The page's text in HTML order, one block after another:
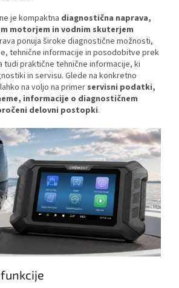
je kompaktna diagnostična naprava,
motorjem in vodnim skuterjem
ponuja široke diagnostične možnosti,
tehnične informacije in posodobitve prek
tudi praktične tehnične informacije, ki
in servisu. Glede na konkretno
na voljo na primer servisni podatki,
informacije o diagnostičnem
delovni postopki.